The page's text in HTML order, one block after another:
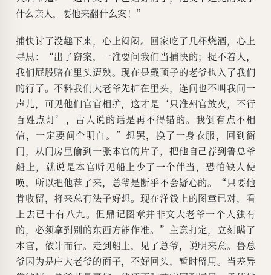
什么亲人，要他来翻什么案！”
捕快讨了没趣下来，心上闷闷。回家吃了几杯烧酒，心上
寻思：“出了窃案，一准要问我们当捕快的；捉不着人，
我们屁股赔在里头遭殃。现在是戴顶子的老爷也入了我们
的行了。不料我们大老爷先护在里头，连问也不叫我问一
声儿，可见他们官官相护，这才是‘只准州官放火，不行
百姓点灯’，古人说的话是再不得错的。我倒有点不相
信，一定要问个明白。”想罢，换了一身衣服，回到衙
门，从门房里偷到一张本官的片子，把他自己荐到鲁总爷
船上，就说是本官听见船上少了一个伴当，恐怕缺人使
唤，所以把他荐了来，总爷是断乎不会疑心的。“只要他
肯收留，将来总有法子好想。现在洋钱上的图章已对，看
上去已十有八九。但鼎记图章并非文大老爷一个人独有
的，必须拿到别的东西方能作准。”主意打定，立刻瞒了
本官，依计而行。走到船上，见了总爷，说明来意。鲁总
爷因为是庄大老爷的面子，不好回头，暂时留用。当差异